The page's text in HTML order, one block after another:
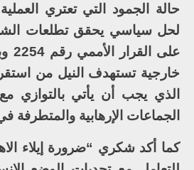
حالة الجمود التي تعتري
لحل سياسي يحقق تطلعات
على
خارجية تستهدف النيل من
الذي يجب أن يأتي بالتوازي
الجماعات الإرهابية والمتطرفة
كما أكد شكري “ضرورة إيلاء